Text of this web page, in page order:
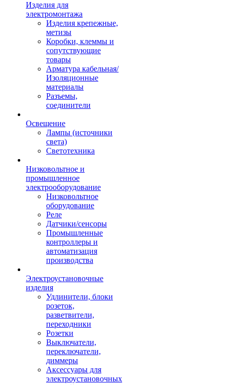
Изделия для
электромонтажа
Изделия крепежные,
метизы
Коробки, клеммы и
сопутствующие
товары
Арматура кабельная/
Изоляционные
материалы
Разъемы,
соединители
Освещение
Лампы (источники
света)
Светотехника
Низковольтное и
промышленное
электрооборудование
Низковольтное
оборудование
Реле
Датчики/сенсоры
Промышленные
контроллеры и
автоматизация
производства
Электроустановочные
изделия
Удлинители, блоки
розеток,
разветвители,
переходники
Розетки
Выключатели,
переключатели,
диммеры
Аксессуары для
электроустановочных